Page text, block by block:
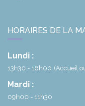
HORAIRES DE LA
Lundi :
13h30 - 16h00 (Accueil
Mardi :
09h00 - 11h30